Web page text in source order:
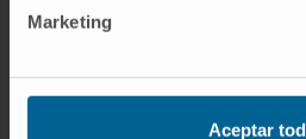
Marketing
Aceptar
Conozca a los profesionales